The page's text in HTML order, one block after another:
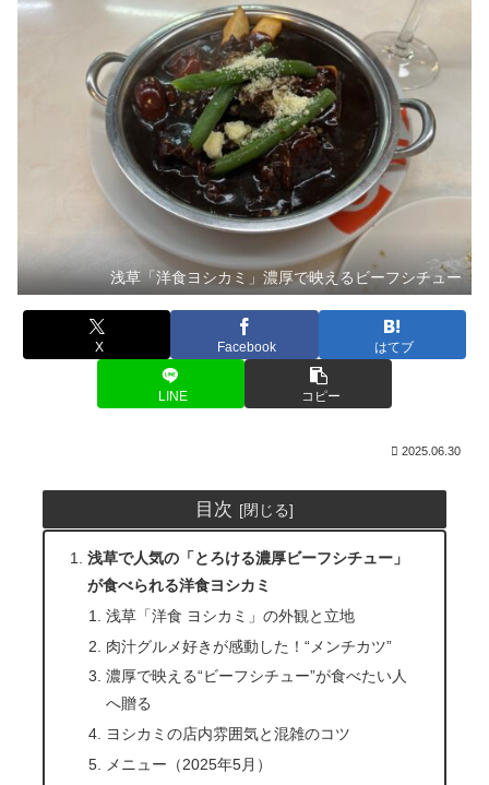
浅草「洋食ヨシカミ」濃厚で映えるビーフシチュー
X Facebook はてブ
LINE コピー
2025.06.30
目次
浅草で人気の「とろける濃厚ビーフシチュー」
が食べられる洋食ヨシカミ
浅草「洋食 ヨシカミ」の外観と立地
肉汁グルメ好きが感動した！“メンチカツ”
濃厚で映える“ビーフシチュー”が食べたい人
へ贈る
ヨシカミの店内雰囲気と混雑のコツ
メニュー（2025年5月）